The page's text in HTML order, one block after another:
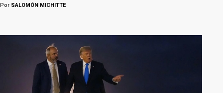
Por SALOMÓN MICHITTE